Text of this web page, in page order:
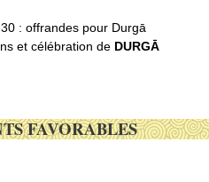
: offrandes pour Durgā
et célébration de DURGᾹ
FAVORABLES